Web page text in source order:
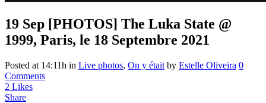
19 Sep [PHOTOS] The Luka State @
1999, Paris, le 18 Septembre 2021
Posted at 14:11h in Live photos, On y était by Estelle Oliveira 0
Comments
2 Likes
Share